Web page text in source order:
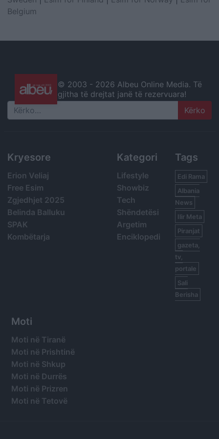
Belgium
© 2003 - 2026 Albeu Online Media. Të
gjitha të drejtat janë të rezervuara!
Search
Kryesore
Erion Veliaj
Free Esim
Zgjedhjet 2025
Belinda Balluku
SPAK
Kombëtarja
Kategori
Lifestyle
Showbiz
Tech
Shëndetësi
Argetim
Enciklopedi
Tags
Edi Rama
Albania
News
Ilir Meta
Piranjat
gazeta,
tv,
portale
Sali
Berisha
Moti
Moti në Tiranë
Moti në Prishtinë
Moti në Shkup
Moti në Durrës
Moti në Prizren
Moti në Tetovë